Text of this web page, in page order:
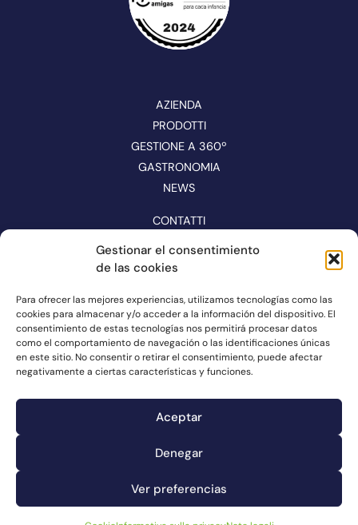
Gestionar el consentimiento
de las cookies
Para ofrecer las mejores experiencias, utilizamos tecnologías como las
cookies para almacenar y/o acceder a la información del dispositivo. El
consentimiento de estas tecnologías nos permitirá procesar datos
como el comportamiento de navegación o las identificaciones únicas
en este sitio. No consentir o retirar el consentimiento, puede afectar
negativamente a ciertas características y funciones.
Aceptar
Denegar
Ver preferencias
AZIENDA
PRODOTTI
GESTIONE A 360º
GASTRONOMIA
NEWS
CONTATTI
SEGUITECI SUI SOCIAL MEDIA
Note legali